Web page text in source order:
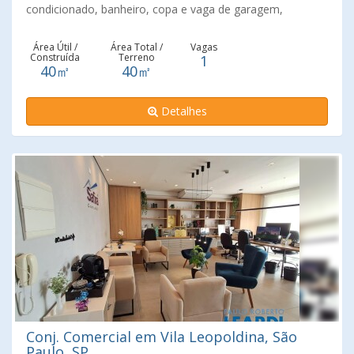
condicionado, banheiro, copa e vaga de garagem,
do condomínio, quadra de tênis oficial, infraestrutura com
café no térreo com fácil acesso as marginais, perto
Correio Central, restaurantes, padarias, Bancos e diversos
serviços, Parque Vila Lobos, a 700 metros da estação
Área Útil /
Construída
40㎡
Área Total /
Terreno
40㎡
Vagas
1
Detalhes
Conj. Comercial em Vila Leopoldina, São